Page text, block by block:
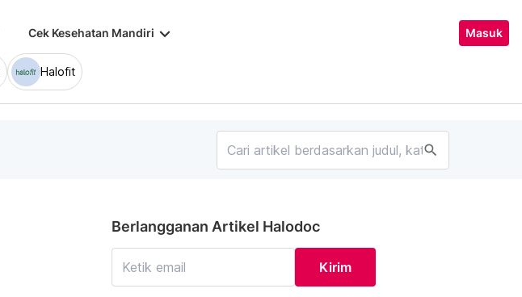
Cek Kesehatan Mandiri keyboard_arrow_down Masuk
Halofit
search
Berlangganan Artikel Halodoc
Kirim